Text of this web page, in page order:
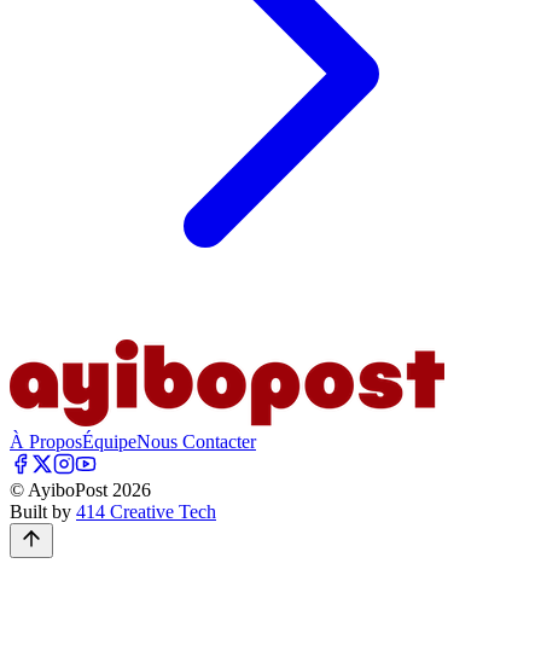
À ProposÉquipeNous Contacter
© AyiboPost 2026
Built by 414 Creative Tech